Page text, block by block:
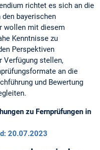
richtet es sich an die
bayerischen
wollen mit diesem
Kenntnisse zu
Perspektiven
Verfügung stellen,
an die
und Bewertung
zu Fernprüfungen in
20.07.2023